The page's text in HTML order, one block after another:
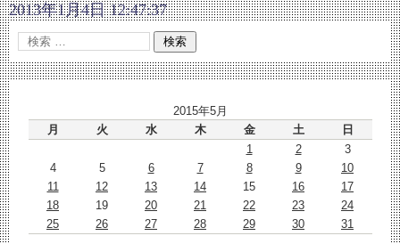
2013年1月4日 12:47:37
2015年5月
月
火 水 木 金 土
日
1
2
3
4
5 6 7 8 9
10
11
12 13 14 15 16
17
18
19 20 21 22 23
24
25
26 27 28 29 30 31